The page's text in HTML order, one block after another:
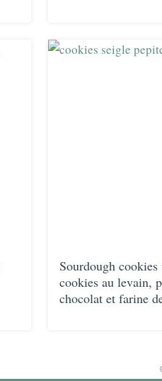
Sourdough
cookies au levain,
chocolat et farine